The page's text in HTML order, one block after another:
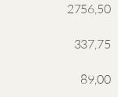
2756,50
337,75
89,00